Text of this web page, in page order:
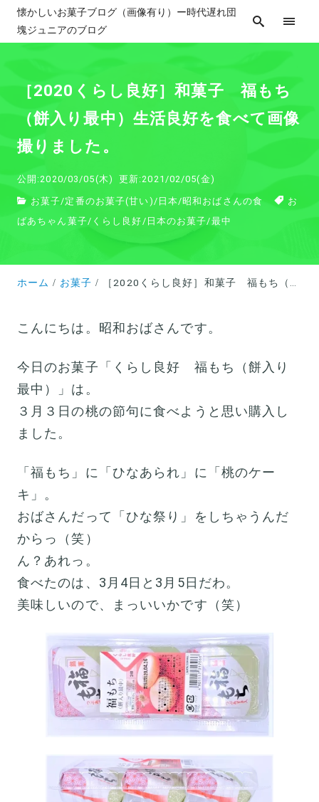
懐かしいお菓子ブログ（画像有り）ー時代遅れ団
塊ジュニアのブログ
［2020くらし良好］和菓子 福もち
（餅入り最中）生活良好を食べて画像
撮りました。
公開:2020/03/05(木) 更新:2021/02/05(金)
お菓子/定番のお菓子(甘い) / 日本/昭和おばさんの食
お
ばあちゃん菓子/ くらし良好 / 日本のお菓子/最中
ホーム お菓子 ［2020くらし良好］和菓子 福もち（餅入り最中）生活良好を食べて画像撮りました。
こんにちは。昭和おばさんです。
今日のお菓子「くらし良好 福もち（餅入り
最中）」は。
３月３日の桃の節句に食べようと思い購入し
ました。
「福もち」に「ひなあられ」に「桃のケー
キ」。
おばさんだって「ひな祭り」をしちゃうんだ
からっ（笑）
ん？あれっ。
食べたのは、3月4日と3月5日だわ。
美味しいので、まっいいかです（笑）